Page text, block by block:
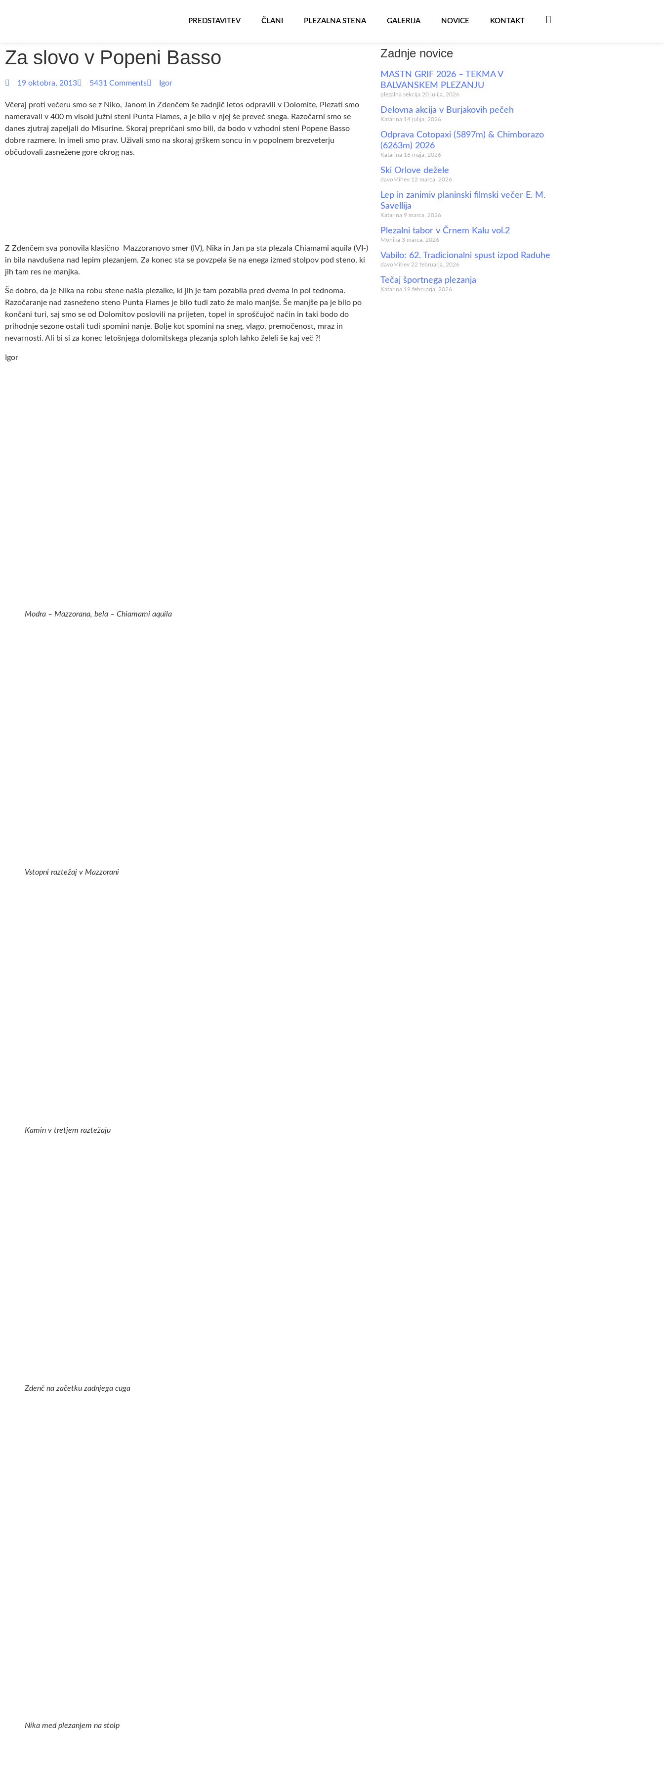
PREDSTAVITEV ČLANI PLEZALNA STENA GALERIJA NOVICE KONTAKT
FB
Za slovo v Popeni Basso
19 oktobra, 2013 5431 Comments Igor
Včeraj proti večeru smo se z Niko, Janom in Zdenčem še zadnjič letos odpravili v Dolomite. Plezati smo
nameravali v 400 m visoki južni steni Punta Fiames, a je bilo v njej še preveč snega. Razočarni smo se
danes zjutraj zapeljali do Misurine. Skoraj prepričani smo bili, da bodo v vzhodni steni Popene Basso
dobre razmere. In imeli smo prav. Uživali smo na skoraj grškem soncu in v popolnem brezveterju
občudovali zasnežene gore okrog nas.
Z Zdenčem sva ponovila klasično Mazzoranovo smer (IV), Nika in Jan pa sta plezala Chiamami aquila (VI-)
in bila navdušena nad lepim plezanjem. Za konec sta se povzpela še na enega izmed stolpov pod steno, ki
jih tam res ne manjka.
Še dobro, da je Nika na robu stene našla plezalke, ki jih je tam pozabila pred dvema in pol tednoma.
Razočaranje nad zasneženo steno Punta Fiames je bilo tudi zato že malo manjše. Še manjše pa je bilo po
končani turi, saj smo se od Dolomitov poslovili na prijeten, topel in sproščujoč način in taki bodo do
prihodnje sezone ostali tudi spomini nanje. Bolje kot spomini na sneg, vlago, premočenost, mraz in
nevarnosti. Ali bi si za konec letošnjega dolomitskega plezanja sploh lahko želeli še kaj več ?!
Igor
Modra – Mazzorana, bela – Chiamami aquila
Vstopni raztežaj v Mazzorani
Kamin v tretjem raztežaju
Zdenč na začetku zadnjega cuga
Nika med plezanjem na stolp
Zadnje novice
MASTN GRIF 2026 – TEKMA V
BALVANSKEM PLEZANJU
plezalna sekcija 20 julija, 2026
Delovna akcija v Burjakovih pečeh
Katarina 14 julija, 2026
Odprava Cotopaxi (5897m) & Chimborazo
(6263m) 2026
Katarina 16 maja, 2026
Ski Orlove dežele
davoMihev 12 marca, 2026
Lep in zanimiv planinski filmski večer E. M.
Savellija
Katarina 9 marca, 2026
Plezalni tabor v Črnem Kalu vol.2
Monika 3 marca, 2026
Vabilo: 62. Tradicionalni spust izpod Raduhe
davoMihev 22 februarja, 2026
Tečaj športnega plezanja
Katarina 19 februarja, 2026